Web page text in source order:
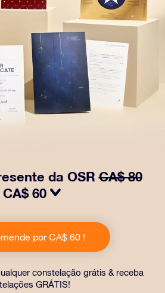
da OSRCA$ 80
CA$ 60
inclui um lindo envelope e
enviados para um
além de documentos digitais
um presente eterno a amigos e
entes queridos.
por CA$ 60 !
constelação grátis & receba
GRÁTIS!